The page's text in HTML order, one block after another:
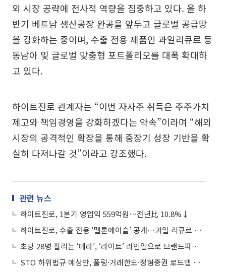
외 시장 공략에 전사적 역량을 집중하고 있다. 올 하
반기 베트남 생산공장 완공을 앞두고 글로벌 공급망
을 강화하는 중이며, 수출 전용 제품인 과일리큐르 등
동남아 및 글로벌 맞춤형 포트폴리오를 대폭 확대하
고 있다.
하이트진로 관계자는 “이번 자사주 취득은 주주가치
제고와 책임경영을 강화하겠다는 약속”이라며 “해외
시장의 공격적인 확장을 통해 중장기 성장 기반을 확
실히 다져나갈 것”이라고 강조했다.
관련 뉴스
하이트진로, 1분기 영업익 559억원⋯전년比 10.8%↓
하이트진로, 수출 전용 ‘멜론에이슬’ 공개…과일 리큐르 성장세 잇는다
초당 28병 팔리는 ‘테라’, ‘라이트’ 라인업으로 브랜드파워 윈윈
STO 하위법규 예상안, 풀링·거래한도·정형증권 로드맵 제시